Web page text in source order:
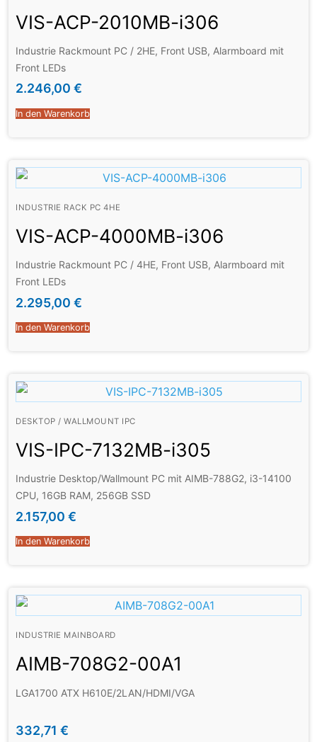
VIS-ACP-2010MB-i306
Industrie Rackmount PC / 2HE, Front USB, Alarmboard mit
Front LEDs
2.246,00 €
In den Warenkorb
INDUSTRIE RACK PC 4HE
VIS-ACP-4000MB-i306
Industrie Rackmount PC / 4HE, Front USB, Alarmboard mit
Front LEDs
2.295,00 €
In den Warenkorb
DESKTOP / WALLMOUNT IPC
VIS-IPC-7132MB-i305
Industrie Desktop/Wallmount PC mit AIMB-788G2, i3-14100
CPU, 16GB RAM, 256GB SSD
2.157,00 €
In den Warenkorb
INDUSTRIE MAINBOARD
AIMB-708G2-00A1
LGA1700 ATX H610E/2LAN/HDMI/VGA
332,71 €